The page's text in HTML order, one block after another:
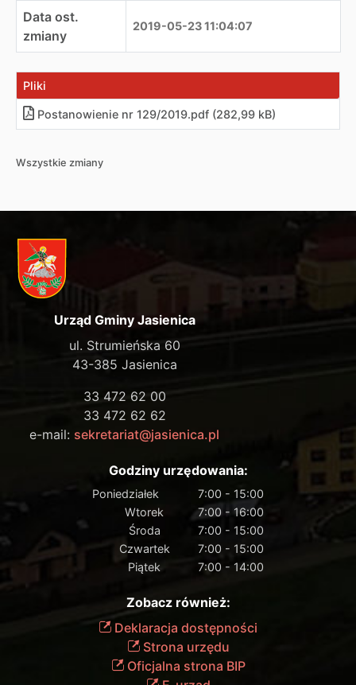
Data ost.
zmiany
2019-05-23 11:04:07
Pliki
Postanowienie nr 129/2019.pdf (282,99 kB)
Wszystkie zmiany
Urząd Gminy Jasienica
ul. Strumieńska 60
43-385 Jasienica
33 472 62 00
33 472 62 62
e-mail: sekretariat@jasienica.pl
Godziny urzędowania:
Poniedziałek
7:00 - 15:00
Wtorek
7:00 - 16:00
Środa
7:00 - 15:00
Czwartek
7:00 - 15:00
Piątek
7:00 - 14:00
Zobacz również:
Deklaracja dostępności
Strona urzędu
Oficjalna strona BIP